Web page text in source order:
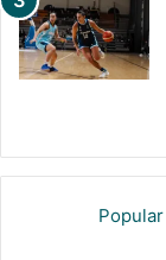
Popular